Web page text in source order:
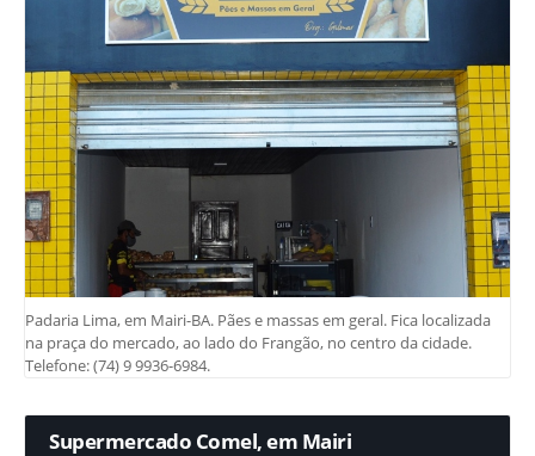
Padaria Lima, em Mairi-BA. Pães e massas em geral. Fica localizada
na praça do mercado, ao lado do Frangão, no centro da cidade.
Telefone: (74) 9 9936-6984.
Supermercado Comel, em Mairi